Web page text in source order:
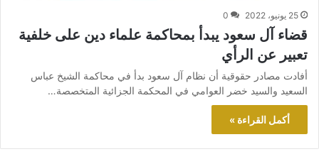
25 يونيو، 2022 0
قضاء آل سعود يبدأ بمحاكمة علماء دين على خلفية
تعبير عن الرأي
أفادت مصادر حقوقية أن نظام آل سعود بدأ في محاكمة الشيخ عباس
السعيد والسيد خضر العوامي في المحكمة الجزائية المتخصصة…
أكمل القراءة »